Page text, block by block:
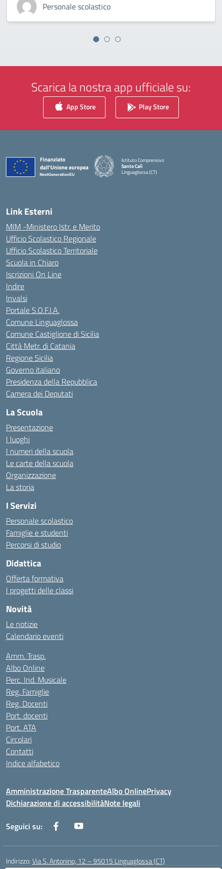
Personale scolastico
Scarica la nostra app ufficiale su:
App Store Play Store
Istituto Comprensivo
Santo Calì
Linguaglossa (CT)
— Visita la pagina iniziale della scuola
Link Esterni
MIM -Ministero Istr. e Merito
Ufficio Scolastico Regionale
Ufficio Scolastico Territoriale
Scuola in Chiaro
Iscrizioni On Line
Indire
Invalsi
Portale S.O.F.I.A.
Comune Linguaglossa
Comune Castiglione di Sicilia
Città Metr. di Catania
Regione Sicilia
Governo italiano
Presidenza della Repubblica
Camera dei Deputati
La Scuola
Presentazione
I luoghi
I numeri della scuola
Le carte della scuola
Organizzazione
La storia
I Servizi
Personale scolastico
Famiglie e studenti
Percorsi di studio
Didattica
Offerta formativa
I progetti delle classi
Novità
Le notizie
Calendario eventi
Amm. Trasp.
Albo Online
Perc. Ind. Musicale
Reg. Famiglie
Reg. Docenti
Port. docenti
Port. ATA
Circolari
Contatti
Indice alfabetico
Amministrazione TrasparenteAlbo OnlinePrivacy
Dichiarazione di accessibilitàNote legali
Seguici su:
Indirizzo:Via S. Antonino, 12 – 95015 Linguaglossa (CT)